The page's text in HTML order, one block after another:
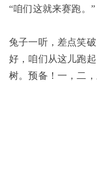
“咱们这就来赛跑。”
兔子一听，差点笑
好，咱们从这儿跑
树。预备！一，二